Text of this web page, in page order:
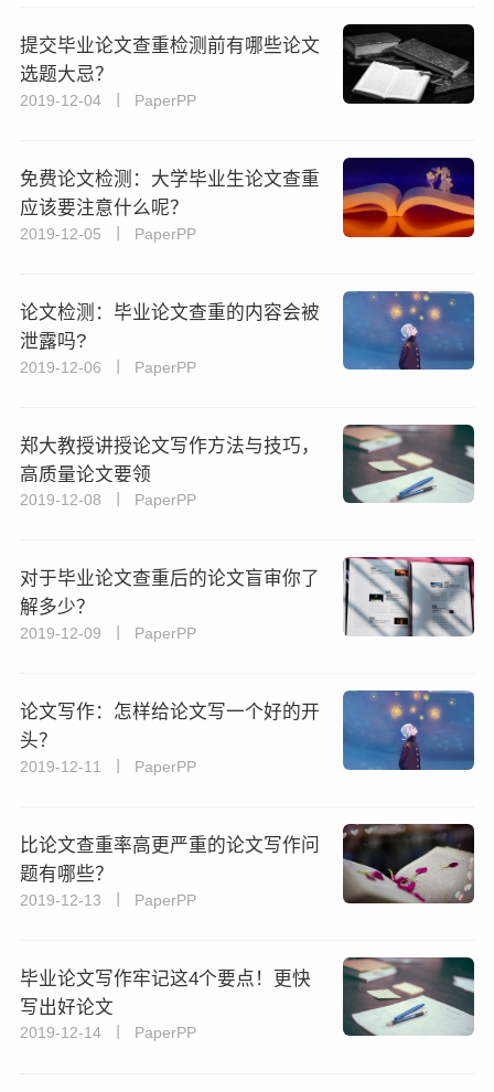
​提交毕业论文查重检测前有哪些论文
选题大忌？
2019-12-04 丨 PaperPP
免费论文检测：大学毕业生论文查重
应该要注意什么呢？
2019-12-05 丨 PaperPP
论文检测：毕业论文查重的内容会被
泄露吗?
2019-12-06 丨 PaperPP
郑大教授讲授论文写作方法与技巧，
高质量论文要领
2019-12-08 丨 PaperPP
​对于毕业论文查重后的论文盲审你了
解多少？
2019-12-09 丨 PaperPP
论文写作：怎样给论文写一个好的开
头？
2019-12-11 丨 PaperPP
比论文查重率高更严重的论文写作问
题有哪些？
2019-12-13 丨 PaperPP
毕业论文写作牢记这4个要点！更快
写出好论文
2019-12-14 丨 PaperPP